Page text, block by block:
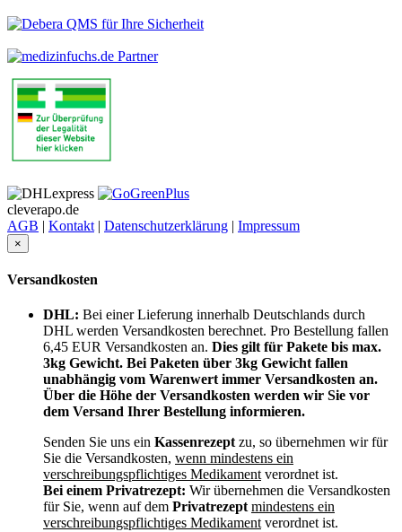
cleverapo.de
AGB | Kontakt | Datenschutzerklärung | Impressum
×
Versandkosten
DHL: Bei einer Lieferung innerhalb Deutschlands durch
DHL werden Versandkosten berechnet. Pro Bestellung fallen
6,45 EUR Versandkosten an. Dies gilt für Pakete bis max.
3kg Gewicht. Bei Paketen über 3kg Gewicht fallen
unabhängig vom Warenwert immer Versandkosten an.
Über die Höhe der Versandkosten werden wir Sie vor
dem Versand Ihrer Bestellung informieren.
Senden Sie uns ein Kassenrezeptzu, so übernehmen wir für
Sie die Versandkosten, wenn mindestens ein
verschreibungspflichtiges Medikamentverordnet ist.
Bei einem Privatrezept: Wir übernehmen die Versandkosten
für Sie, wenn auf dem Privatrezept mindestens ein
verschreibungspflichtiges Medikamentverordnet ist.